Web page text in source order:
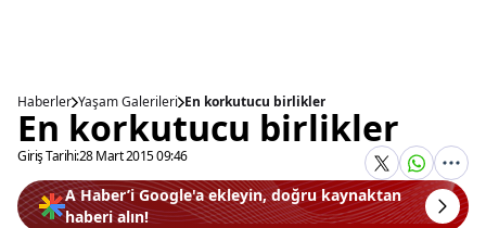
Haberler Yaşam Galerileri En korkutucu birlikler
En korkutucu birlikler
Giriş Tarihi:28 Mart 2015 09:46
A Haber’i Google'a ekleyin, doğru kaynaktan
haberi alın!